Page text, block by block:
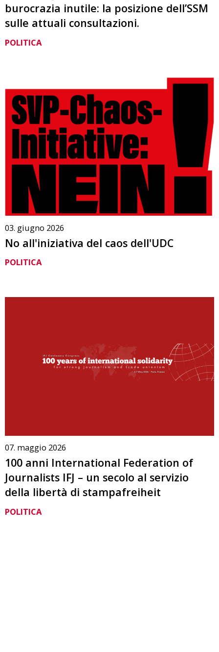
burocrazia inutile: la posizione dell’SSM
sulle attuali consultazioni.
POLITICA
03. giugno 2026
No all'iniziativa del caos dell'UDC
POLITICA
07. maggio 2026
100 anni International Federation of
Journalists IFJ – un secolo al servizio
della libertà di stampafreiheit
POLITICA